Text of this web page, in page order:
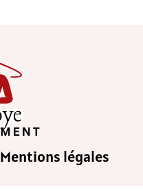
Mentions légales